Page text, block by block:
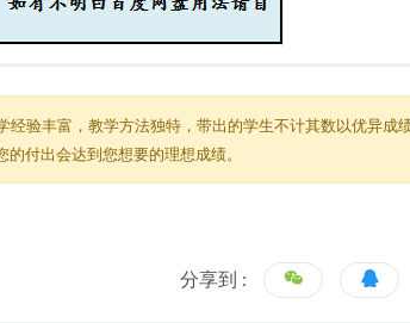
验丰富，教学方法独特，带出的学生不计其数以优异成
付出会达到您想要的理想成绩。
分享到 :